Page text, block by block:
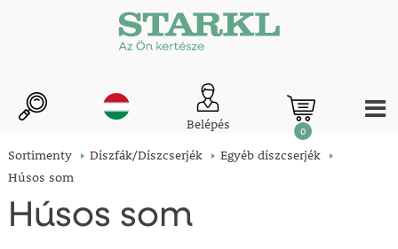
Belépés 0
Sortimenty Díszfák/Díszcserjék
Egyéb díszcserjék
Húsos som
Húsos som